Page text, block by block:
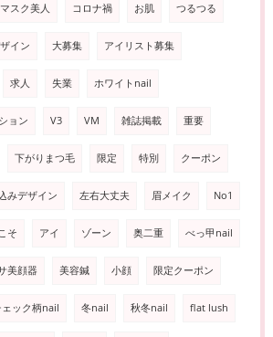
マスク美人 コロナ禍 お肌 つるつる
イン 大募集 アイリスト募集
求人 失業 ホワイトnail
ョン V3 VM 雑誌掲載 重要
下がりまつ毛 限定 特別 クーポン
みデザイン 左右大丈夫 眉メイク No1
そ アイ ゾーン 奥二重 べっ甲nail
美顔器 美容鍼 小顔 限定クーポン
ェック柄nail 冬nail 秋冬nail flat lush